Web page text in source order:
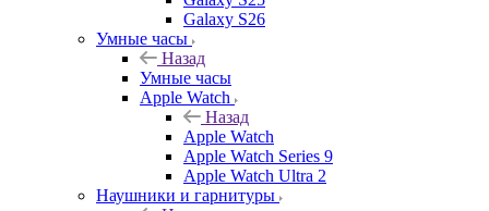
Galaxy S26
Умные часы
Назад
Умные часы
Apple Watch
Назад
Apple Watch
Apple Watch Series 9
Apple Watch Ultra 2
Наушники и гарнитуры